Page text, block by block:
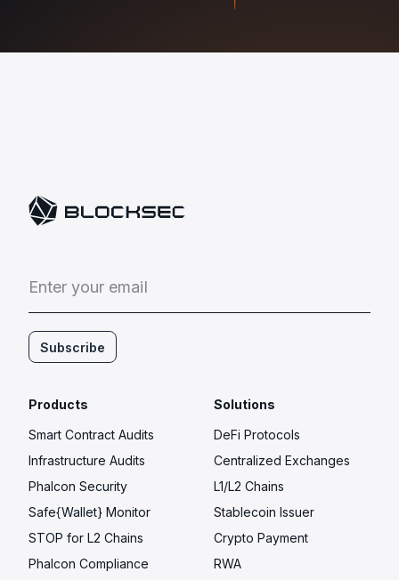
Enter your email
Subscribe
Products
Smart Contract Audits
Infrastructure Audits
Phalcon Security
Safe{Wallet} Monitor
STOP for L2 Chains
Phalcon Compliance
Solutions
DeFi Protocols
Centralized Exchanges
L1/L2 Chains
Stablecoin Issuer
Crypto Payment
RWA